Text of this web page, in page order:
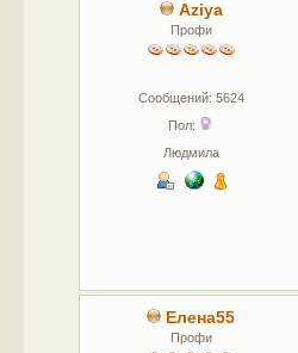
Aziya
Профи
Сообщений: 5624
Пол:
Людмила
Елена55
Профи